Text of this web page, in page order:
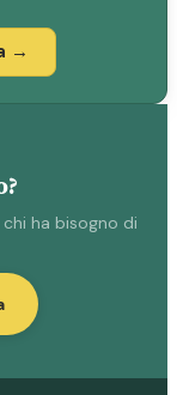
→
ha bisogno di